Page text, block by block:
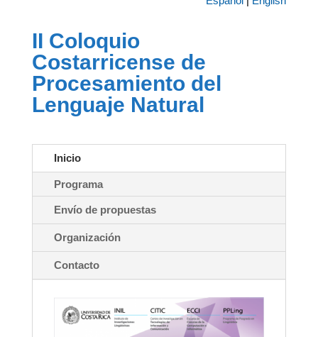
II Coloquio
Costarricense de
Procesamiento del
Lenguaje Natural
Inicio
Programa
Envío de propuestas
Organización
Contacto